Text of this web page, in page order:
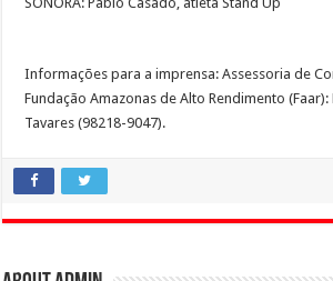
Informações para a imprensa: Assessoria de
Fundação Amazonas de Alto Rendimento (Faar):
Tavares (98218-9047).